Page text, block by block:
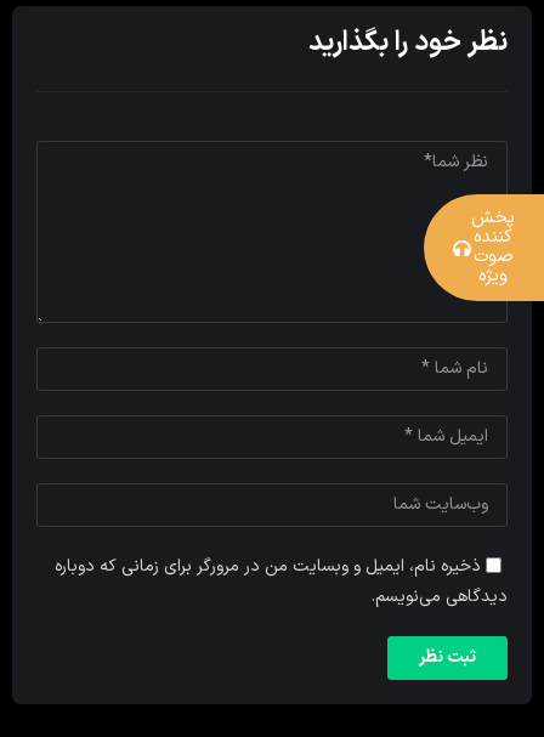
نظر خود را بگذارید
ذخیره نام، ایمیل و وبسایت من در مرورگر برای زمانی که دوباره
دیدگاهی می‌نویسم.
پخش
کننده
صوت
ویژه